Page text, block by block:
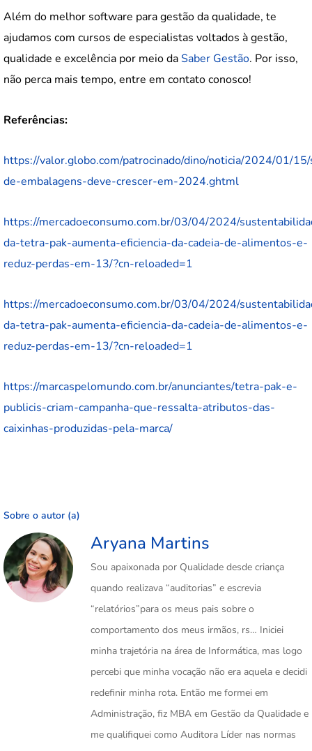
Além do melhor software para gestão da qualidade, te
ajudamos com cursos de especialistas voltados à gestão,
qualidade e excelência por meio daSaber Gestão. Por isso,
não perca mais tempo, entre em contato conosco!
Referências:
https://valor.globo.com/patrocinado/dino/noticia/2024/01/
de-embalagens-deve-crescer-em-2024.ghtml
https://mercadoeconsumo.com.br/03/04/2024/
da-tetra-pak-aumenta-eficiencia-da-cadeia-de-alimentos-e-
reduz-perdas-em-13/?cn-reloaded=1
https://mercadoeconsumo.com.br/03/04/2024/
da-tetra-pak-aumenta-eficiencia-da-cadeia-de-alimentos-e-
reduz-perdas-em-13/?cn-reloaded=1
https://marcaspelomundo.com.br/anunciantes/tetra-pak-e-
publicis-criam-campanha-que-ressalta-atributos-das-
caixinhas-produzidas-pela-marca/
Sobre o autor (a)
Aryana Martins
Sou apaixonada por Qualidade desde criança
quando realizava “auditorias” e escrevia
“relatórios”para os meus pais sobre o
comportamento dos meus irmãos, rs… Iniciei
minha trajetória na área de Informática, mas logo
percebi que minha vocação não era aquela e decidi
redefinir minha rota. Então me formei em
Administração, fiz MBA em Gestão da Qualidade e
me qualifiquei como Auditora Líder nas normas